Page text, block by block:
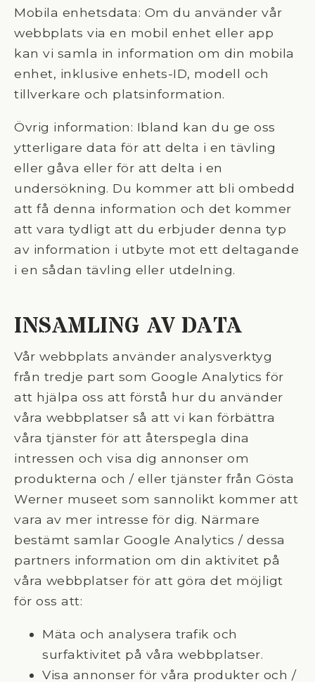
Mobila enhetsdata: Om du använder vår
webbplats via en mobil enhet eller app
kan vi samla in information om din mobila
enhet, inklusive enhets-ID, modell och
tillverkare och platsinformation.
Övrig information: Ibland kan du ge oss
ytterligare data för att delta i en tävling
eller gåva eller för att delta i en
undersökning. Du kommer att bli ombedd
att få denna information och det kommer
att vara tydligt att du erbjuder denna typ
av information i utbyte mot ett deltagande
i en sådan tävling eller utdelning.
INSAMLING AV DATA
Vår webbplats använder analysverktyg
från tredje part som Google Analytics för
att hjälpa oss att förstå hur du använder
våra webbplatser så att vi kan förbättra
våra tjänster för att återspegla dina
intressen och visa dig annonser om
produkterna och / eller tjänster från Gösta
Werner museet som sannolikt kommer att
vara av mer intresse för dig. Närmare
bestämt samlar Google Analytics / dessa
partners information om din aktivitet på
våra webbplatser för att göra det möjligt
för oss att:
Mäta och analysera trafik och
surfaktivitet på våra webbplatser.
Visa annonser för våra produkter och /